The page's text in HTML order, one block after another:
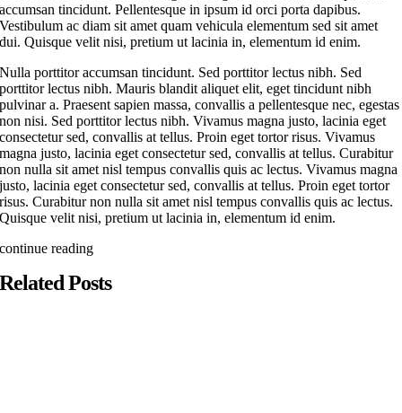
accumsan tincidunt. Pellentesque in ipsum id orci porta dapibus.
Vestibulum ac diam sit amet quam vehicula elementum sed sit amet
dui. Quisque velit nisi, pretium ut lacinia in, elementum id enim.
Nulla porttitor accumsan tincidunt. Sed porttitor lectus nibh. Sed
porttitor lectus nibh. Mauris blandit aliquet elit, eget tincidunt nibh
pulvinar a. Praesent sapien massa, convallis a pellentesque nec, egestas
non nisi. Sed porttitor lectus nibh. Vivamus magna justo, lacinia eget
consectetur sed, convallis at tellus. Proin eget tortor risus. Vivamus
magna justo, lacinia eget consectetur sed, convallis at tellus. Curabitur
non nulla sit amet nisl tempus convallis quis ac lectus. Vivamus magna
justo, lacinia eget consectetur sed, convallis at tellus. Proin eget tortor
risus. Curabitur non nulla sit amet nisl tempus convallis quis ac lectus.
Quisque velit nisi, pretium ut lacinia in, elementum id enim.
continue reading
Related Posts